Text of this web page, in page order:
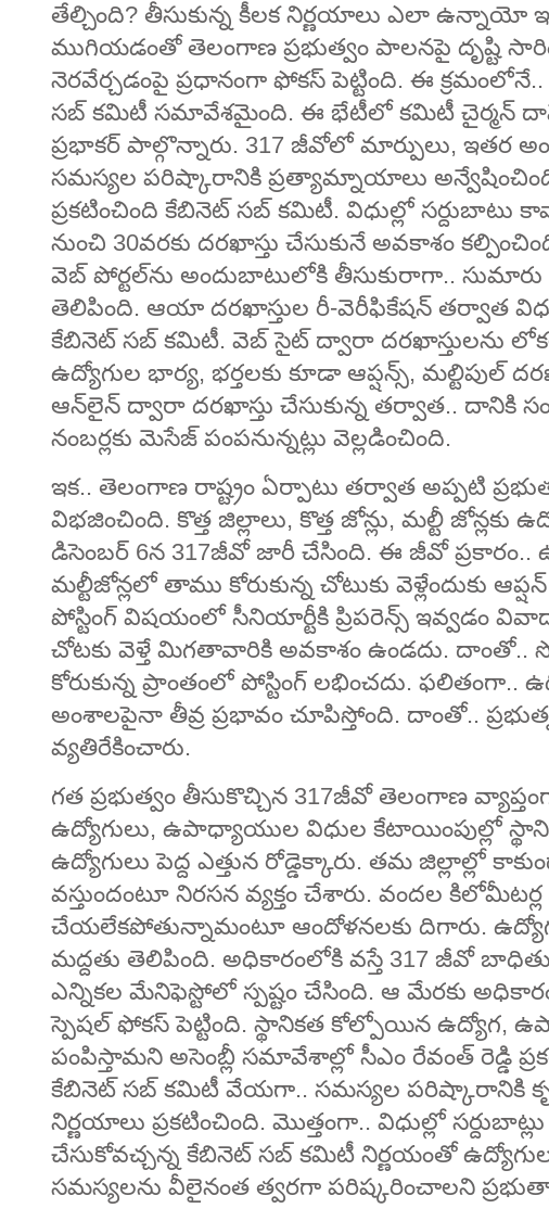
తేల్చింది? తీసుకున్న కీలక నిర్ణయాలు ఎలా ఉన్నాయో
ముగియడంతో తెలంగాణ ప్రభుత్వం పాలనపై దృష్టి
నెరవేర్చడంపై ప్రధానంగా ఫోకస్‌ పెట్టింది. ఈ
సబ్ కమిటీ సమావేశమైంది. ఈ భేటీలో కమిటీ చైర్మన్
ప్రభాకర్ పాల్గొన్నారు. 317 జీవోలో మార్పులు, ఇతర
సమస్యల పరిష్కారానికి ప్రత్యామ్నాయాలు
ప్రకటించింది కేబినెట్‌ సబ్ కమిటీ. విధుల్లో సర్దుబాటు
నుంచి 30వరకు దరఖాస్తు చేసుకునే అవకాశం
వెబ్ పోర్టల్​ను అందుబాటులోకి తీసుకురాగా.. సుమారు
తెలిపింది. ఆయా దరఖాస్తుల రీ-వెరీఫికేషన్‌ తర్వాత విధుల
కేబినెట్‌ సబ్‌ కమిటీ. వెబ్ సైట్‌ ద్వారా దరఖాస్తులను లోకల్
ఉద్యోగుల భార్య, భర్తలకు కూడా ఆప్షన్స్‌, మల్టిపుల్
ఆన్‌లైన్‌ ద్వారా దరఖాస్తు చేసుకున్న తర్వాత.. దానికి
నంబర్లకు మెసేజ్ పంపనున్నట్లు వెల్లడించింది.
ఇక.. తెలంగాణ రాష్ట్రం ఏర్పాటు తర్వాత అప్పటి
విభజించింది. కొత్త జిల్లాలు, కొత్త జోన్లు, మల్టీ జోన్లకు
డిసెంబర్ 6న 317జీవో జారీ చేసింది. ఈ జీవో ప్రకారం..
మల్టీజోన్లలో తాము కోరుకున్న చోటుకు వెళ్లేందుకు
పోస్టింగ్‌ విషయంలో సీనియార్టీకి ప్రిపరెన్స్‌ ఇవ్వడం
చోటకు వెళ్తే మిగతావారికి అవకాశం ఉండదు. దాంతో..
కోరుకున్న ప్రాంతంలో పోస్టింగ్ లభించదు. ఫలితంగా..
అంశాలపైనా తీవ్ర ప్రభావం చూపిస్తోంది. దాంతో..
వ్యతిరేకించారు.
గత ప్రభుత్వం తీసుకొచ్చిన 317జీవో తెలంగాణ
ఉద్యోగులు, ఉపాధ్యాయుల విధుల కేటాయింపుల్లో
ఉద్యోగులు పెద్ద ఎత్తున రోడ్డెక్కారు. తమ జిల్లాల్లో
వస్తుందంటూ నిరసన వ్యక్తం చేశారు. వందల
చేయలేకపోతున్నామంటూ ఆందోళనలకు దిగారు. ఉద్యోగ
మద్దతు తెలిపింది. అధికారంలోకి వస్తే 317 జీవో
ఎన్నికల మేనిఫెస్టోలో స్పష్టం చేసింది. ఆ మేరకు
స్పెషల్‌ ఫోకస్‌ పెట్టింది. స్థానికత కోల్పోయిన ఉద్యోగ,
పంపిస్తామని అసెంబ్లీ సమావేశాల్లో సీఎం రేవంత్ రెడ్డి
కేబినెట్‌ సబ్‌ కమిటీ వేయగా.. సమస్యల పరిష్కారానికి
నిర్ణయాలు ప్రకటించింది. మొత్తంగా.. విధుల్లో
చేసుకోవచ్చన్న కేబినెట్‌ సబ్‌ కమిటీ నిర్ణయంతో ఉద్యోగులు
సమస్యలను వీలైనంత త్వరగా పరిష్కరించాలని